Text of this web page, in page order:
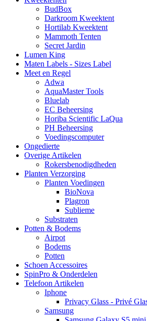
BudBox
Darkroom Kweektent
Hortilab Kweektent
Mammoth Tenten
Secret Jardin
Lumen King
Maten Labels - Sizes Label
Meet en Regel
Adwa
AquaMaster Tools
Bluelab
EC Beheersing
Horiba Scientific LaQua
PH Beheersing
Voedingscomputer
Ongedierte
Overige Artikelen
Rokersbenodigdheden
Planten Verzorging
Planten Voedingen
BioNova
Plagron
Sublieme
Substraten
Potten & Bodems
Airpot
Bodems
Potten
Schoen Accessoires
SpinPro & Onderdelen
Telefoon Artikelen
Iphone
Privacy Glass - Privé
Samsung